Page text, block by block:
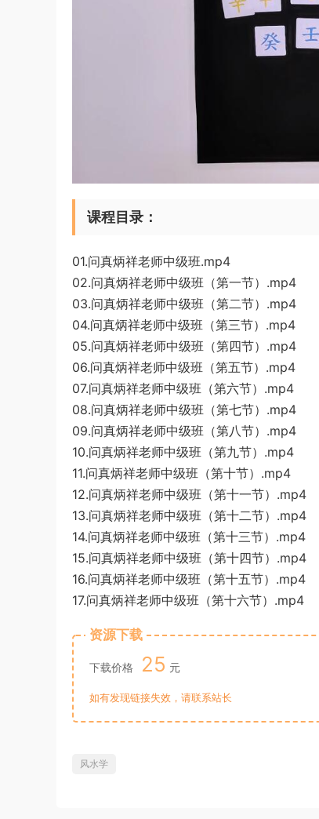
课程目录：
01.问真炳祥老师中级班.mp4
02.问真炳祥老师中级班（第一节）.mp4
03.问真炳祥老师中级班（第二节）.mp4
04.问真炳祥老师中级班（第三节）.mp4
05.问真炳祥老师中级班（第四节）.mp4
06.问真炳祥老师中级班（第五节）.mp4
07.问真炳祥老师中级班（第六节）.mp4
08.问真炳祥老师中级班（第七节）.mp4
09.问真炳祥老师中级班（第八节）.mp4
10.问真炳祥老师中级班（第九节）.mp4
11.问真炳祥老师中级班（第十节）.mp4
12.问真炳祥老师中级班（第十一节）.mp4
13.问真炳祥老师中级班（第十二节）.mp4
14.问真炳祥老师中级班（第十三节）.mp4
15.问真炳祥老师中级班（第十四节）.mp4
16.问真炳祥老师中级班（第十五节）.mp4
17.问真炳祥老师中级班（第十六节）.mp4
资源下载
下载价格 25 元
如有发现链接失效，请联系站长
风水学